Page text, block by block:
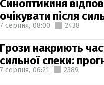
Синоптикиня
очікувати після
7 серпня, 08:00 2438
Грози накриють
сильної спеки:
7 серпня, 06:21 2389